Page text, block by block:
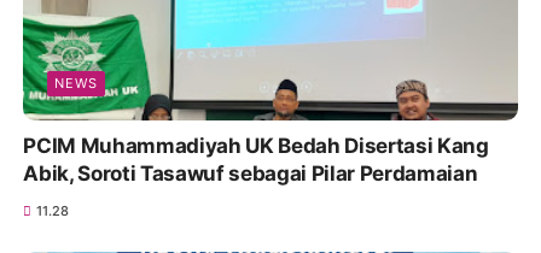
NEWS
PCIM Muhammadiyah UK Bedah Disertasi Kang
Abik, Soroti Tasawuf sebagai Pilar Perdamaian
11.28